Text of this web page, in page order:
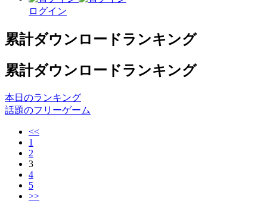
ログイン
累計ダウンロードランキング
累計ダウンロードランキング
本日のランキング
話題のフリーゲーム
<<
1
2
3
4
5
>>